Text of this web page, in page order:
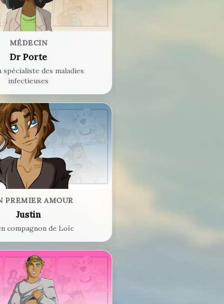
MÉDECIN
Dr Porte
spécialiste des maladies
infectieuses
PREMIER AMOUR
Justin
compagnon de Loïc